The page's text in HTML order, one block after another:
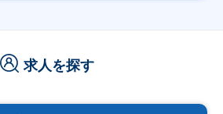
求人を探す